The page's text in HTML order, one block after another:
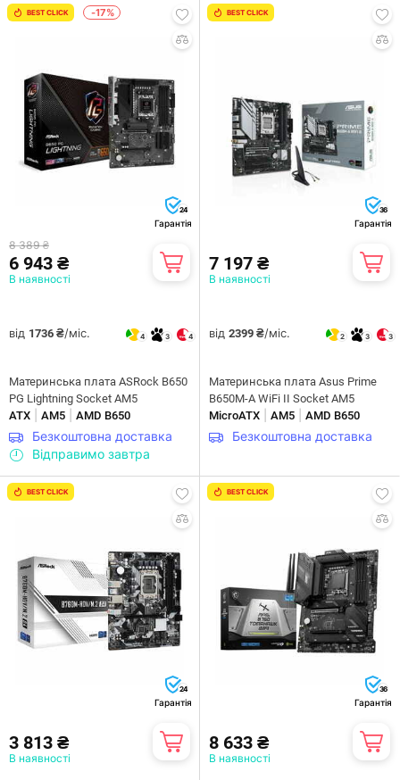
BEST CLICK -17%
24
Гарантія
8 389 ₴
6 943 ₴
В наявності
від 1736 ₴/міс. 4 3 4
Материнська плата ASRock B650
PG Lightning Socket AM5
ATX
AM5 AMD B650
Безкоштовна доставка
Відправимо завтра
BEST CLICK
36
Гарантія
7 197 ₴
В наявності
від 2399 ₴/міс. 2 3 3
Материнська плата Asus Prime
B650M-A WiFi II Socket AM5
MicroATX
AM5 AMD B650
Безкоштовна доставка
BEST CLICK
24
Гарантія
3 813 ₴
В наявності
BEST CLICK
36
Гарантія
8 633 ₴
В наявності